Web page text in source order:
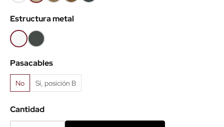
(EMB) claro
(EMB)
Nuez
(EMB)
viejo
(EMB)
(EMB)
Estructura metal
BlancoAntracita
Pasacables
No Sí, posición B
Cantidad